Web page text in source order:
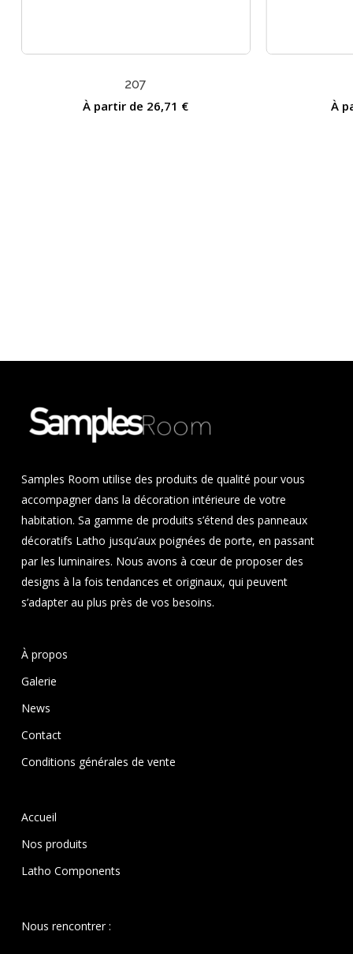
207
À partir de 26,71 € À
Samples Room utilise des produits de qualité pour vous
accompagner dans la décoration intérieure de votre
habitation. Sa gamme de produits s’étend des panneaux
décoratifs Latho jusqu’aux poignées de porte, en passant
par les luminaires. Nous avons à cœur de proposer des
designs à la fois tendances et originaux, qui peuvent
s’adapter au plus près de vos besoins.
À propos
Galerie
News
Contact
Conditions générales de vente
Accueil
Nos produits
Latho Components
Nous rencontrer :